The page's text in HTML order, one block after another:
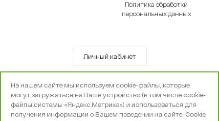
Политика обработки
персональных данных
Личный кабинет
© OOO «Экселенте» 2010-2026 г.
Политика конфиденциальности
Поддержка и сопровождение -Вебпространство
На нашем сайте мы используем cookie-файлы, которые
могут загружаться на Ваше устройство (в том числе cookie-
файлы системы «Яндекс.Метрика») и использоваться для
получения информации о Вашем поведении на сайте. Cookie